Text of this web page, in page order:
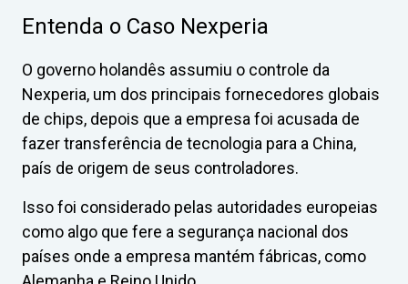
Entenda o Caso Nexperia
O governo holandês assumiu o controle da
Nexperia, um dos principais fornecedores globais
de chips, depois que a empresa foi acusada de
fazer transferência de tecnologia para a China,
país de origem de seus controladores.
Isso foi considerado pelas autoridades europeias
como algo que fere a segurança nacional dos
países onde a empresa mantém fábricas, como